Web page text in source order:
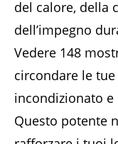
del calore, della
dell’impegno
Vedere 148
circondare le
incondizionato
Questo potente